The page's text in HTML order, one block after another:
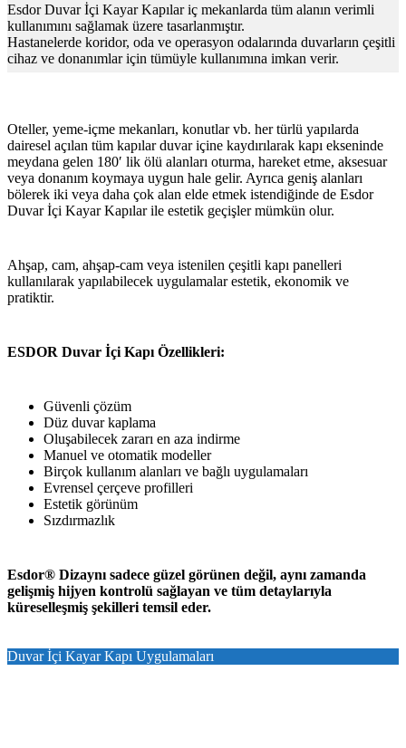
Esdor Duvar İçi Kayar Kapılar iç mekanlarda tüm alanın verimli
kullanımını sağlamak üzere tasarlanmıştır.
Hastanelerde koridor, oda ve operasyon odalarında duvarların çeşitli
cihaz ve donanımlar için tümüyle kullanımına imkan verir.
Oteller, yeme-içme mekanları, konutlar vb. her türlü yapılarda
dairesel açılan tüm kapılar duvar içine kaydırılarak kapı ekseninde
meydana gelen 180′ lik ölü alanları oturma, hareket etme, aksesuar
veya donanım koymaya uygun hale gelir. Ayrıca geniş alanları
bölerek iki veya daha çok alan elde etmek istendiğinde de Esdor
Duvar İçi Kayar Kapılar ile estetik geçişler mümkün olur.
Ahşap, cam, ahşap-cam veya istenilen çeşitli kapı panelleri
kullanılarak yapılabilecek uygulamalar estetik, ekonomik ve
pratiktir.
ESDOR Duvar İçi Kapı Özellikleri:
Güvenli çözüm
Düz duvar kaplama
Oluşabilecek zararı en aza indirme
Manuel ve otomatik modeller
Birçok kullanım alanları ve bağlı uygulamaları
Evrensel çerçeve profilleri
Estetik görünüm
Sızdırmazlık
Esdor® Dizaynı sadece güzel görünen değil, aynı zamanda
gelişmiş hijyen kontrolü sağlayan ve tüm detaylarıyla
küreselleşmiş şekilleri temsil eder.
Duvar İçi Kayar Kapı Uygulamaları